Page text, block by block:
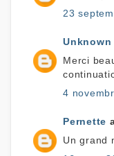
23
Unknown
Merci
4
Pernette
Un grand